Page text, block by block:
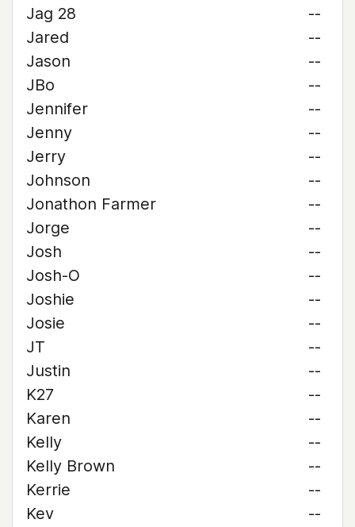
Jag 28
--
Jared
--
Jason
--
JBo
--
Jennifer
--
Jenny
--
Jerry
--
Johnson
--
Jonathon Farmer
--
Jorge
--
Josh
--
Josh-O
--
Joshie
--
Josie
--
JT
--
Justin
--
K27
--
Karen
--
Kelly
--
Kelly Brown
--
Kerrie
--
Kev
--